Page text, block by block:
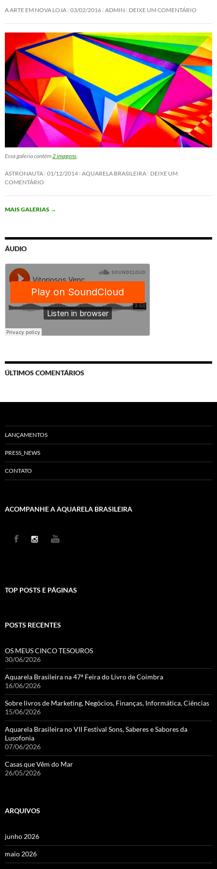
A ARTE EM NOVA LOJA 03/02/2016 ADMIN DEIXE UM COMENTÁRIO
Essa galeria contém2 imagens.
ASTRONAUTA 01/12/2014 AQUARELA BRASILEIRA DEIXE UM
COMENTÁRIO
MAIS GALERIAS →
ÁUDIO
ÚLTIMOS COMENTÁRIOS
LANÇAMENTOS
PRESS_NEWS
CONTATO
ACOMPANHE A AQUARELA BRASILEIRA
TOP POSTS E PÁGINAS
POSTS RECENTES
OS MEUS CINCO TESOUROS
30/06/2026
Aquarela Brasileira na 47ª Feira do Livro de Coimbra
16/06/2026
Sobre livros de Marketing, Negócios, Finanças, Informática, Ciências
15/06/2026
Aquarela Brasileira no VII Festival Sons, Saberes e Sabores da
Lusofonia
07/06/2026
Casas que Vêm do Mar
26/05/2026
ARQUIVOS
junho 2026
maio 2026